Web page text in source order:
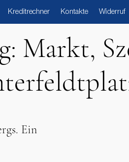
Kreditrechner Kontakte Widerruf
Markt,
Ein